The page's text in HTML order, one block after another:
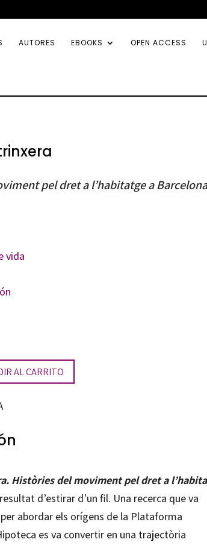
AUTORES EBOOKS OPEN ACCESS
pel dret a l’habitatge a Barcelona
vida
AL CARRITO
Històries del moviment pel dret a
d’estirar d’un fil. Una recerca que va
abordar els orígens de la Plataforma
es va convertir en una trajectòria